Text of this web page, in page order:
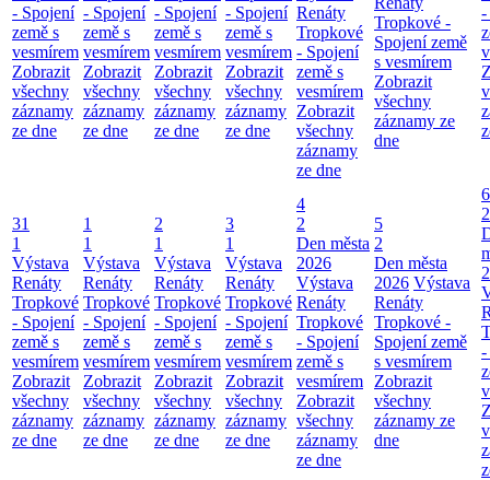
- Spojení
země s
vesmírem
Zobrazit
všechny
záznamy
ze dne
- Spojení
země s
vesmírem
Zobrazit
všechny
záznamy
ze dne
- Spojení
země s
vesmírem
Zobrazit
všechny
záznamy
ze dne
- Spojení
země s
vesmírem
Zobrazit
všechny
záznamy
ze dne
Renáty
Tropkové
- Spojení
země s
vesmírem
Zobrazit
všechny
záznamy
ze dne
Tropkové -
Spojení země
s vesmírem
Zobrazit
všechny
záznamy ze
dne
-
31
1
Výstava
Renáty
Tropkové
- Spojení
země s
vesmírem
Zobrazit
všechny
záznamy
ze dne
1
1
Výstava
Renáty
Tropkové
- Spojení
země s
vesmírem
Zobrazit
všechny
záznamy
ze dne
2
1
Výstava
Renáty
Tropkové
- Spojení
země s
vesmírem
Zobrazit
všechny
záznamy
ze dne
3
1
Výstava
Renáty
Tropkové
- Spojení
země s
vesmírem
Zobrazit
všechny
záznamy
ze dne
4
2
Den města
2026
Výstava
Renáty
Tropkové
- Spojení
země s
vesmírem
Zobrazit
všechny
záznamy
ze dne
5
2
Den města
2026 Výstava
Renáty
Tropkové -
Spojení země
s vesmírem
Zobrazit
všechny
záznamy ze
dne
6
2
-